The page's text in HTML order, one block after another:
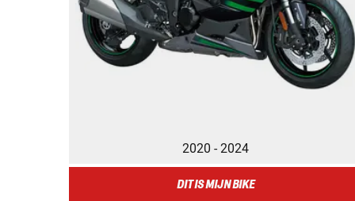
2020 - 2024
DIT IS MIJN BIKE